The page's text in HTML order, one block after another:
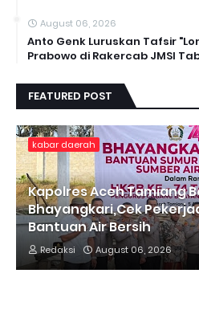
August 06, 2026
Anto Genk Luruskan Tafsir
Prabowo di Rakercab JMSI
FEATURED POST
kabar daerah
Kapolres Aceh Tamiang
Bhayangkari,Cek
Bantuan Air Bersih
Redaksi August 06, 2026